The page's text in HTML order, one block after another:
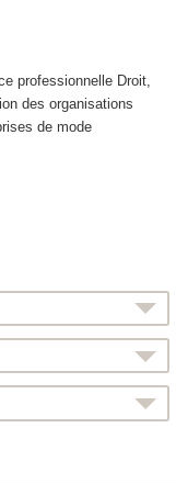
professionnelle Droit,
des organisations
de mode